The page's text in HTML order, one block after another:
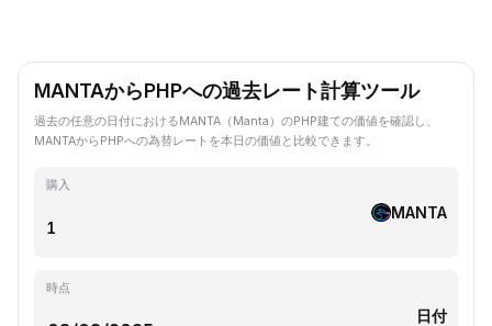
MANTAからPHPへの過去レート計算ツール
過去の任意の日付におけるMANTA（Manta）のPHP建ての価値を確認し、
MANTAからPHPへの為替レートを本日の価値と比較できます。
購入
MANTA
時点
日付